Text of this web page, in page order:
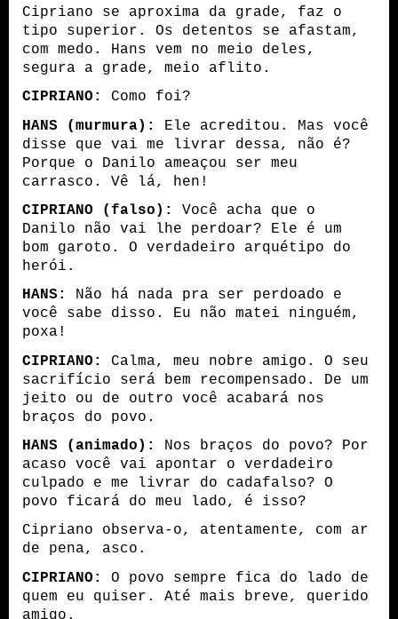
Cipriano se aproxima da grade, faz o
tipo superior. Os detentos se afastam,
com medo. Hans vem no meio deles,
segura a grade, meio aflito.
CIPRIANO:
Como foi?
HANS (murmura):
Ele acreditou. Mas você
disse que vai me livrar dessa, não é?
Porque o Danilo ameaçou ser meu
carrasco. Vê lá, hen!
CIPRIANO (falso):
Você acha que o
Danilo não vai lhe perdoar? Ele é um
bom garoto. O verdadeiro arquétipo do
herói.
HANS:
Não há nada pra ser perdoado e
você sabe disso. Eu não matei ninguém,
poxa!
CIPRIANO:
Calma, meu nobre amigo. O seu
sacrifício será bem recompensado. De um
jeito ou de outro você acabará nos
braços do povo.
HANS (animado):
Nos braços do povo? Por
acaso você vai apontar o verdadeiro
culpado e me livrar do cadafalso? O
povo ficará do meu lado, é isso?
Cipriano observa-o, atentamente, com ar
de pena, asco.
CIPRIANO: O povo sempre fica do lado de
quem eu quiser. Até mais breve, querido
amigo.